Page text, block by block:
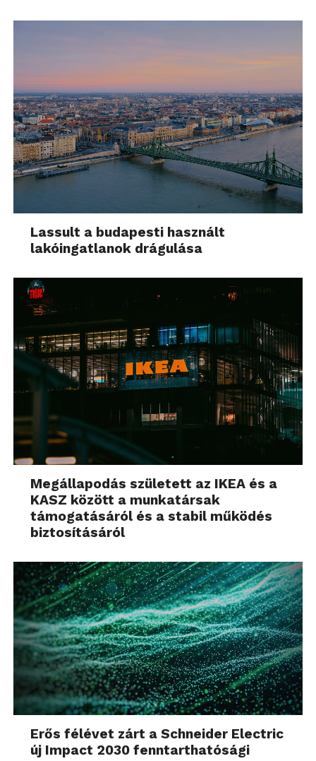
Lassult a budapesti használt
lakóingatlanok drágulása
Megállapodás született az IKEA és a
KASZ között a munkatársak
támogatásáról és a stabil működés
biztosításáról
Erős félévet zárt a Schneider Electric
új Impact 2030 fenntarthatósági